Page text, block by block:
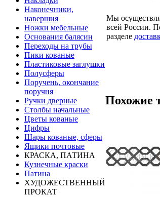
Наконечники,
навершия
Ножки мебельные
Основания балясин
Переходы на трубы
Пики кованые
Пластиковые заглушки
Полусферы
Поручень, окончание
поручня
Ручки дверные
Столбы начальные
Цветы кованые
Цифры
Шары кованые, сферы
Ящики почтовые
КРАСКА, ПАТИНА
Кузнечные краски
Патина
ХУДОЖЕСТВЕННЫЙ
ПРОКАТ
Мы
всей России.
разделе
Похожие